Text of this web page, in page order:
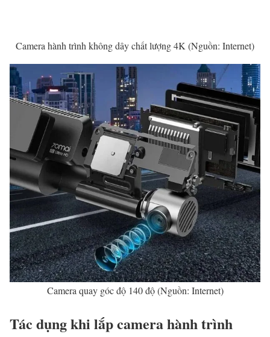
Camera hành trình không dây chất lượng 4K (Nguồn: Internet)
Camera quay góc độ 140 độ (Nguồn: Internet)
Tác dụng khi lắp camera hành trình